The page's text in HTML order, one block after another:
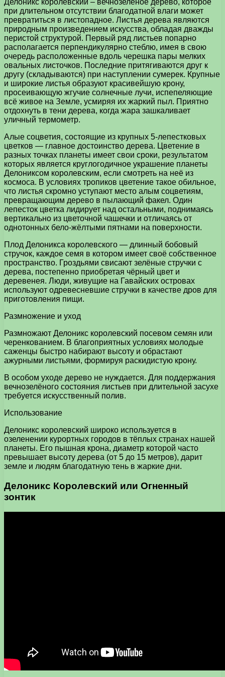
при длительном отсутствии благодатной влаги может
превратиться в листопадное. Листья дерева являются
природным произведением искусства, обладая дважды
перистой структурой. Первый ряд листьев попарно
располагается перпендикулярно стеблю, имея в свою
очередь расположенные вдоль черешка пары мелких
овальных листочков. Последние притягиваются друг к
другу (складываются) при наступлении сумерек. Крупные
и широкие листья образуют красивейшую крону,
просеивающую жгучие солнечные лучи, испепеляющие
всё живое на Земле, усмиряя их жаркий пыл. Приятно
отдохнуть в тени дерева, когда жара зашкаливает
уличный термометр.
Алые соцветия, состоящие из крупных 5-лепестковых
цветков — главное достоинство дерева. Цветение в
разных точках планеты имеет свои сроки, результатом
которых является круглогодичное украшение планеты
Делониксом королевским, если смотреть на неё из
космоса. В условиях тропиков цветение такое обильное,
что листья скромно уступают место алым соцветиям,
превращающим дерево в пылающий факел. Один
лепесток цветка лидирует над остальными, поднимаясь
вертикально из цветочной чашечки и отличаясь от
однотонных бело-жёлтыми пятнами на поверхности.
Плод Делоникса королевского — длинный бобовый
стручок, каждое семя в котором имеет своё собственное
пространство. Гроздьями свисают зелёные стручки с
дерева, постепенно приобретая чёрный цвет и
деревенея. Люди, живущие на Гавайских островах
используют одревесневшие стручки в качестве дров для
приготовления пищи.
Размножение и уход
Размножают Делоникс королевский посевом семян или
черенкованием. В благоприятных условиях молодые
саженцы быстро набирают высоту и обрастают
ажурными листьями, формируя раскидистую крону.
В особом уходе дерево не нуждается. Для поддержания
вечнозелёного состояния листьев при длительной засухе
требуется искусственный полив.
Использование
Делоникс королевский широко используется в
озеленении курортных городов в тёплых странах нашей
планеты. Его пышная крона, диаметр которой часто
превышает высоту дерева (от 5 до 15 метров), дарит
земле и людям благодатную тень в жаркие дни.
Делоникс Королевский или Огненный
зонтик